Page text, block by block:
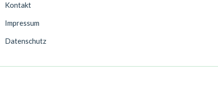
Kontakt
Impressum
Datenschutz